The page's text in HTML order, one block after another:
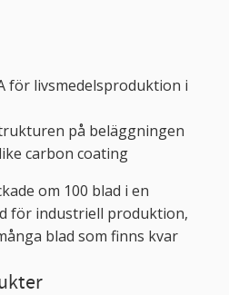
för livsmedelsproduktion i
på beläggningen
carbon coating
om 100 blad i en
för industriell produktion,
blad som finns kvar